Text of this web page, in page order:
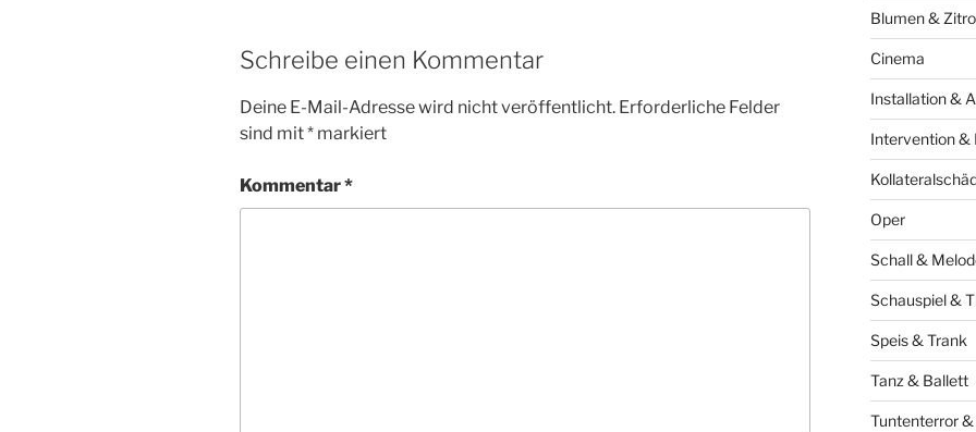
Schreibe einen Kommentar
Deine E-Mail-Adresse wird nicht veröffentlicht. Erforderliche Felder
sind mit* markiert
Kommentar*
Blumen &
Cinema
Installation &
Intervention &
Oper
Schall &
Schauspiel &
Speis & Trank
Tanz & Ballett
Tuntenterror &